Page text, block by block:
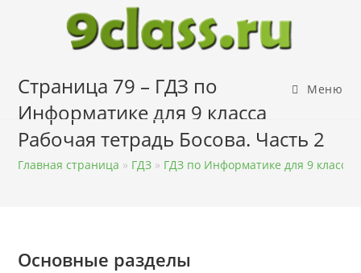
содержимому
Меню
Страница 79 – ГДЗ по
Информатике для 9 класса
Рабочая тетрадь Босова. Часть 2
Главная страница » ГДЗ » ГДЗ по Информатике для 9 класса
Основные разделы